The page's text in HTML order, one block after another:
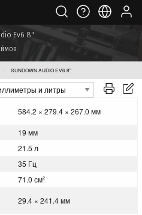
Ev6 8"
SUNDOWN AUDIO EV6 8"
584.2 × 279.4 × 267.0 мм
19 мм
21.5 л
35 Гц
71.0 см2
29.4 × 241.4 мм